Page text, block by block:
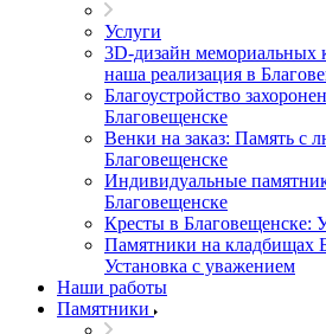
Услуги
3D-дизайн мемориальных
наша реализация в
Благоустройство
Благовещенске
Венки на заказ: Память с
Благовещенске
Индивидуальные
Благовещенске
Кресты в Благовещенске:
Памятники на кладбищах
Установка с уважением
Наши работы
Памятники